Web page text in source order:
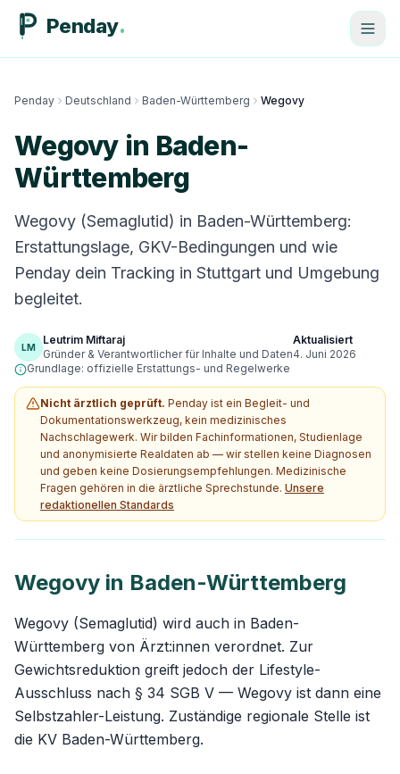
Penday
Penday Deutschland Baden-Württemberg Wegovy
Wegovy in Baden-
Württemberg
Wegovy (Semaglutid) in Baden-Württemberg:
Erstattungslage, GKV-Bedingungen und wie
Penday dein Tracking in Stuttgart und Umgebung
begleitet.
LM
Leutrim Miftaraj
Gründer & Verantwortlicher für Inhalte und Daten
Aktualisiert
4. Juni 2026
Grundlage: offizielle Erstattungs- und Regelwerke
Nicht ärztlich geprüft. Penday ist ein Begleit- und
Dokumentationswerkzeug, kein medizinisches
Nachschlagewerk. Wir bilden Fachinformationen, Studienlage
und anonymisierte Realdaten ab — wir stellen keine Diagnosen
und geben keine Dosierungsempfehlungen. Medizinische
Fragen gehören in die ärztliche Sprechstunde. Unsere
redaktionellen Standards
Wegovy in Baden-Württemberg
Wegovy (Semaglutid) wird auch in Baden-
Württemberg von Ärzt:innen verordnet. Zur
Gewichtsreduktion greift jedoch der Lifestyle-
Ausschluss nach § 34 SGB V — Wegovy ist dann eine
Selbstzahler-Leistung. Zuständige regionale Stelle ist
die KV Baden-Württemberg.